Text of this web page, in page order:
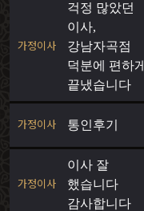
가정이사
걱정 많았던
이사,
강남자곡점
덕분에 편하게
끝냈습니다
가정이사 통인후기
가정이사
이사 잘
했습니다
감사합니다